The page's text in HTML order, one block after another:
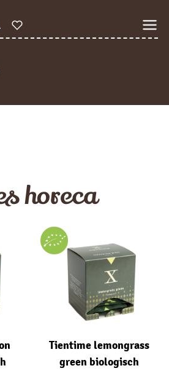
horeca
Tientime lemongrass
green biologisch